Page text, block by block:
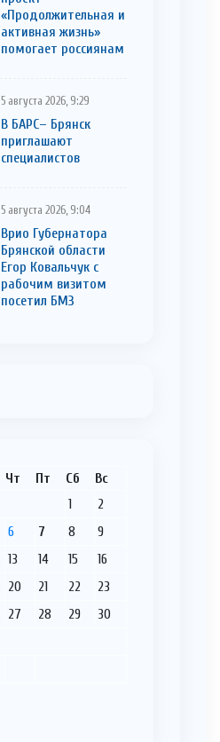
«Продолжительная и
активная жизнь»
помогает россиянам
5 августа 2026, 9:29
В БАРС– Брянcк
приглaшают
cпециaлистoв
5 августа 2026, 9:04
Врио Губернатора
Брянской области
Егор Ковальчук с
рабочим визитом
посетил БМЗ
Чт Пт Сб Вс
1
2
6 7 8
9
13 14 15
16
20 21 22
23
27 28 29
30